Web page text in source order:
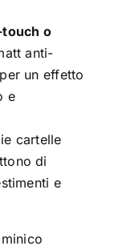
o
anti-
un effetto
e
cartelle
di
e